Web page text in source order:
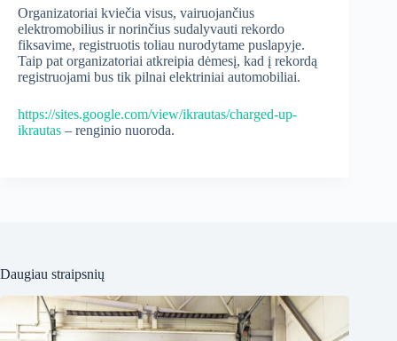
Organizatoriai kviečia visus, vairuojančius
elektromobilius ir norinčius sudalyvauti rekordo
fiksavime, registruotis toliau nurodytame puslapyje.
Taip pat organizatoriai atkreipia dėmesį, kad į rekordą
registruojami bus tik pilnai elektriniai automobiliai.
https://sites.google.com/view/ikrautas/charged-up-
ikrautas – renginio nuoroda.
Daugiau straipsnių